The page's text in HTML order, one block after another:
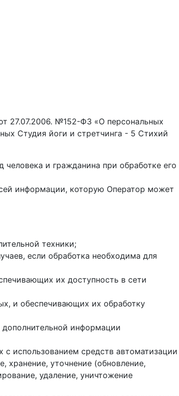
27.07.2006. №152-ФЗ «О персональных
Студия йоги и стретчинга - 5 Стихий
и гражданина при обработке его
информации, которую Оператор может
техники;
если обработка необходима для
их доступность в сети
и обеспечивающих их обработку
информации
использованием средств автоматизации
хранение, уточнение (обновление,
удаление, уничтожение